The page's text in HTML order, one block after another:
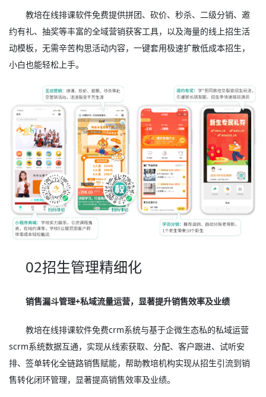
教培在线排课软件免费提供拼团、砍价、秒杀、二级分销、邀
约有礼、抽奖等丰富的全域营销获客工具，以及海量的线上招生活
动模板，无需辛苦构思活动内容，一键套用极速扩散低成本招生，
小白也能轻松上手。
02招生管理精细化
销售漏斗管理+私域流量运营，显著提升销售效率及业绩
教培在线排课软件免费crm系统与基于企微生态私的私域运营
scrm系统数据互通，实现从线索获取、分配、客户跟进、试听安
排、签单转化全链路销售赋能，帮助教培机构实现从招生引流到销
售转化闭环管理，显著提高销售效率及业绩。